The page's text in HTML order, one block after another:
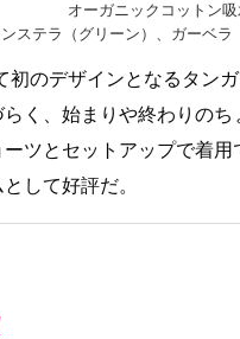
オーガニックコットン
ンステラ（グリーン）、ガーベ
初のデザインとなるタン
く、始まりや終わりの
ツとセットアップで着
して好評だ。